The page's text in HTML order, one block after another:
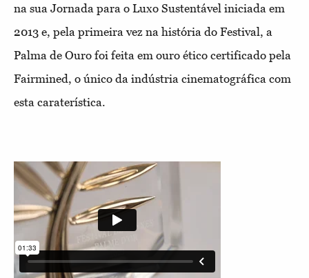
na sua Jornada para o Luxo Sustentável iniciada em
2013 e, pela primeira vez na história do Festival, a
Palma de Ouro foi feita em ouro ético certificado pela
Fairmined, o único da indústria cinematográfica com
esta caraterística.